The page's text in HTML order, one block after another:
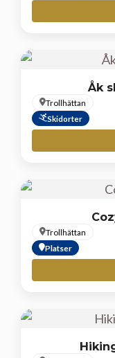
Åk
Trollhättan
Skidorter
Trollhättan
Platser